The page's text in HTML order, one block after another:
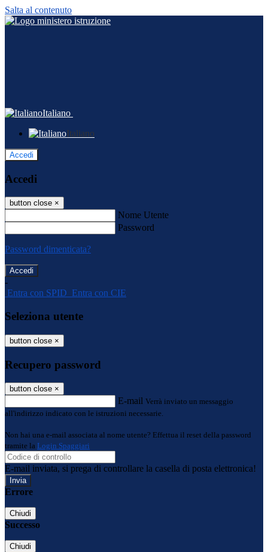
Salta al contenuto
Italiano
Italiano
Accedi
Accedi
button close ×
Nome Utente
Password
Password dimenticata?
-
Entra con SPID Entra con CIE
Seleziona utente
button close ×
Recupero password
button close ×
E-mail Verrà inviato un messaggio
all'indirizzo indicato con le istruzioni necessarie.
Non hai una e-mail associata al nome utente? Effettua il reset della password
tramite la Login Spaggiari
E-mail inviata, si prega di controllare la casella di posta elettronica!
Errore
Chiudi
Successo
Chiudi